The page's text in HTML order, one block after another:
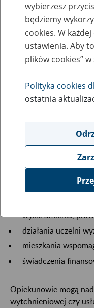
Młodzi
To etap wchodzenia w
pierwszych
się. Osoby z
trudności w
znalezieniu
wykształcenia,
działania uczelni
mieszkania
świadczenia
Opiekunowie mogą
wytchnieniowej czy
wybierzesz
będziemy
cookies. W
ustawienia. Aby
plików cookies”
Polityka cookies
ostatnia